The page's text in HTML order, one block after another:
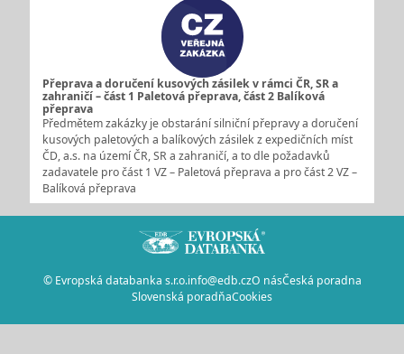
Přeprava a doručení kusových zásilek v rámci ČR, SR a
zahraničí – část 1 Paletová přeprava, část 2 Balíková
přeprava
Předmětem zakázky je obstarání silniční přepravy a doručení
kusových paletových a balíkových zásilek z expedičních míst
ČD, a.s. na území ČR, SR a zahraničí, a to dle požadavků
zadavatele pro část 1 VZ – Paletová přeprava a pro část 2 VZ –
Balíková přeprava
© Evropská databanka s.r.o.info@edb.czO násČeská poradna
Slovenská poradňaCookies